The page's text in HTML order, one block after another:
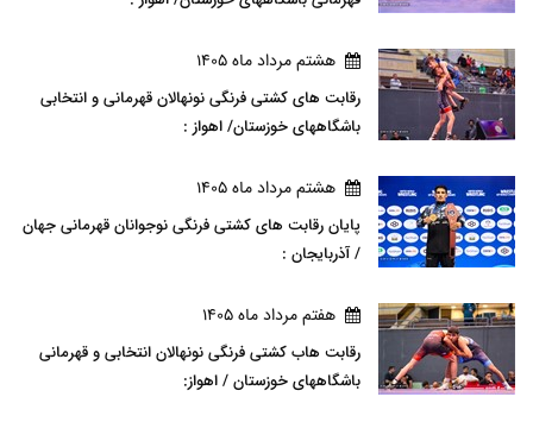
هشتم مرداد ماه 1405
رقابت های کشتی فرنگی نونهالان قهرمانی و انتخابی
باشگاههای خوزستان/ اهواز :
هشتم مرداد ماه 1405
پایان رقابت های کشتی فرنگی نوجوانان قهرمانی جهان
/ آذربایجان :
هفتم مرداد ماه 1405
رقابت هاب کشتی فرنگی نونهالان انتخابی و قهرمانی
باشگاههای خوزستان / اهواز: